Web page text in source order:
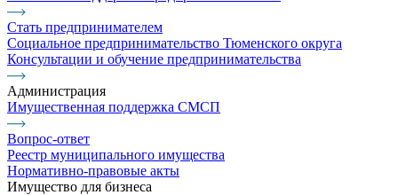
Стать предпринимателем
Социальное предпринимательство Тюменского округа
Консультации и обучение предпринимательства
Администрация
Имущественная поддержка СМСП
Вопрос-ответ
Реестр муниципального имущества
Нормативно-правовые акты
Имущество для бизнеса